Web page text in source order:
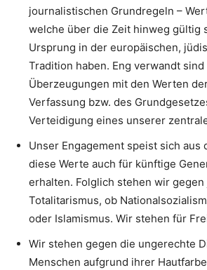
journalistischen Grundregeln –
welche über die Zeit hinweg gültig
Ursprung in der europäischen,
Tradition haben. Eng verwandt sind
Überzeugungen mit den Werten
Verfassung bzw. des
Verteidigung eines unserer
Unser Engagement speist sich aus
diese Werte auch für künftige
erhalten. Folglich stehen wir gegen
Totalitarismus, ob
oder Islamismus. Wir stehen für
Wir stehen gegen die ungerechte
Menschen aufgrund ihrer